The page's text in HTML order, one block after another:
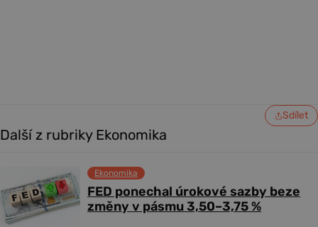
Sdílet
Další z rubriky Ekonomika
FED ponechal úrokové sazby beze
změny v pásmu 3,50–3,75 %
Ekonomika